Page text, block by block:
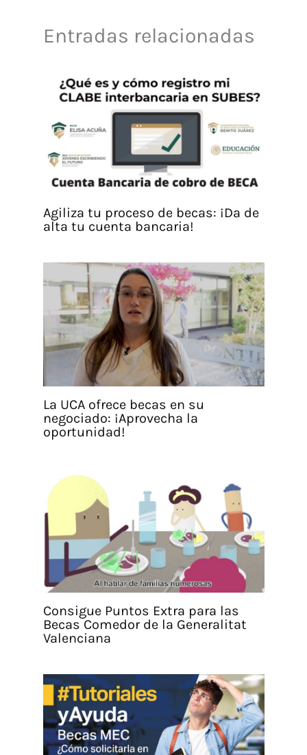
Entradas relacionadas
Agiliza tu proceso de becas: ¡Da de
alta tu cuenta bancaria!
La UCA ofrece becas en su
negociado: ¡Aprovecha la
oportunidad!
Consigue Puntos Extra para las
Becas Comedor de la Generalitat
Valenciana